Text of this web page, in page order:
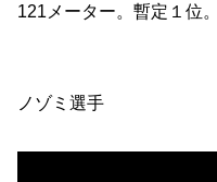
121メーター。暫定１位。
ノゾミ選手